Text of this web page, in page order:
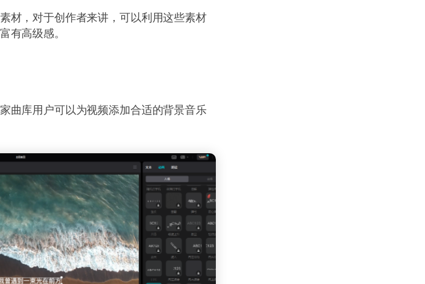
材，对于创作者来讲，可以利用这些素材
有高级感。
曲库用户可以为视频添加合适的背景音乐